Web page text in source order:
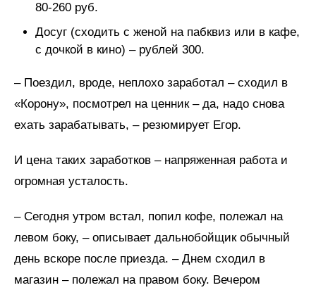
80-260 руб.
Досуг (сходить с женой на пабквиз или в кафе,
с дочкой в кино) – рублей 300.
– Поездил, вроде, неплохо заработал – сходил в
«Корону», посмотрел на ценник – да, надо снова
ехать зарабатывать, – резюмирует Егор.
И цена таких заработков – напряженная работа и
огромная усталость.
– Сегодня утром встал, попил кофе, полежал на
левом боку, – описывает дальнобойщик обычный
день вскоре после приезда. – Днем сходил в
магазин – полежал на правом боку. Вечером